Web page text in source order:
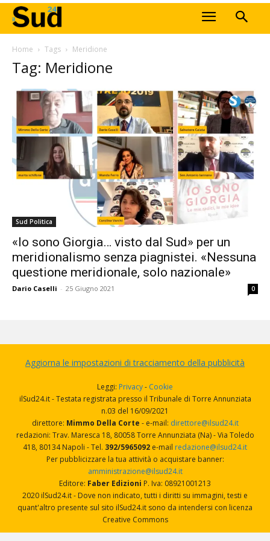
Home Tags Meridione
Tag: Meridione
Sud Politica
«Io sono Giorgia… visto dal Sud» per un
meridionalismo senza piagnistei. «Nessuna
questione meridionale, solo nazionale»
Dario Caselli - 25 Giugno 2021 0
Aggiorna le impostazioni di tracciamento della pubblicità
Leggi: Privacy- Cookie
ilSud24.it - Testata registrata presso il Tribunale di Torre Annunziata
n.03 del 16/09/2021
direttore: Mimmo Della Corte - e-mail: direttore@ilsud24.it
redazioni: Trav. Maresca 18, 80058 Torre Annunziata (Na) - Via Toledo
418, 80134 Napoli - Tel. 392/5965092 e-mail redazione@ilsud24.it
Per pubblicizzare la tua attività o acquistare banner:
amministrazione@ilsud24.it
Editore: Faber Edizioni P. Iva: 08921001213
2020 ilSud24.it - Dove non indicato, tutti i diritti su immagini, testi e
quant'altro presente sul sito ilSud24.it sono da intendersi con licenza
Creative Commons